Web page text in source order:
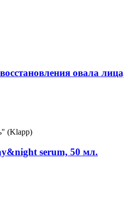
овала
(Klapp)
serum, 50 мл.